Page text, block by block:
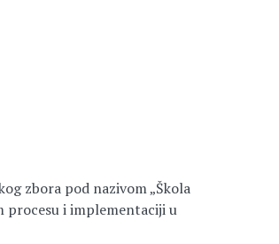
zbora pod nazivom „Škola
procesu i implementaciji u